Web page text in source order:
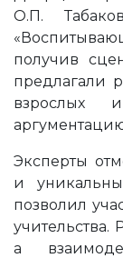
О.П.
получив
предлагали
взрослых
Эксперты
и
позволил
учительства.
а